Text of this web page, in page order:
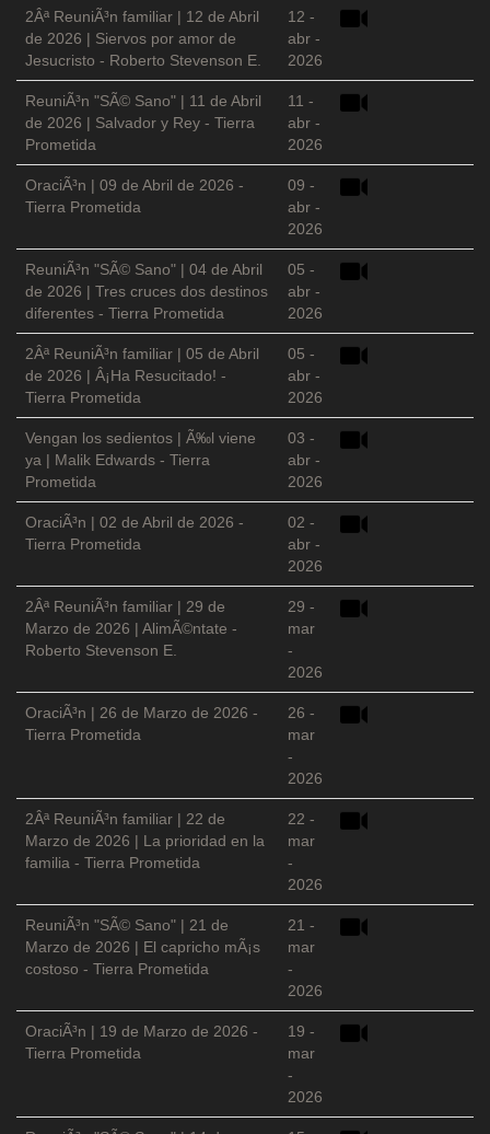
2Âª ReuniÃ³n familiar | 12 de Abril
de 2026 | Siervos por amor de
Jesucristo - Roberto Stevenson E.
12 -
abr -
2026
ReuniÃ³n "SÃ© Sano" | 11 de Abril
de 2026 | Salvador y Rey - Tierra
Prometida
11 -
abr -
2026
OraciÃ³n | 09 de Abril de 2026 -
Tierra Prometida
09 -
abr -
2026
ReuniÃ³n "SÃ© Sano" | 04 de Abril
de 2026 | Tres cruces dos destinos
diferentes - Tierra Prometida
05 -
abr -
2026
2Âª ReuniÃ³n familiar | 05 de Abril
de 2026 | Â¡Ha Resucitado! -
Tierra Prometida
05 -
abr -
2026
Vengan los sedientos | Ã‰l viene
ya | Malik Edwards - Tierra
Prometida
03 -
abr -
2026
OraciÃ³n | 02 de Abril de 2026 -
Tierra Prometida
02 -
abr -
2026
2Âª ReuniÃ³n familiar | 29 de
Marzo de 2026 | AlimÃ©ntate -
Roberto Stevenson E.
29 -
mar
-
2026
OraciÃ³n | 26 de Marzo de 2026 -
Tierra Prometida
26 -
mar
-
2026
2Âª ReuniÃ³n familiar | 22 de
Marzo de 2026 | La prioridad en la
familia - Tierra Prometida
22 -
mar
-
2026
ReuniÃ³n "SÃ© Sano" | 21 de
Marzo de 2026 | El capricho mÃ¡s
costoso - Tierra Prometida
21 -
mar
-
2026
OraciÃ³n | 19 de Marzo de 2026 -
Tierra Prometida
19 -
mar
-
2026